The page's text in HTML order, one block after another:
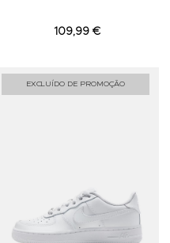
109,99 €
Adicionar aos Favoritos
EXCLUÍDO DE PROMOÇÃO